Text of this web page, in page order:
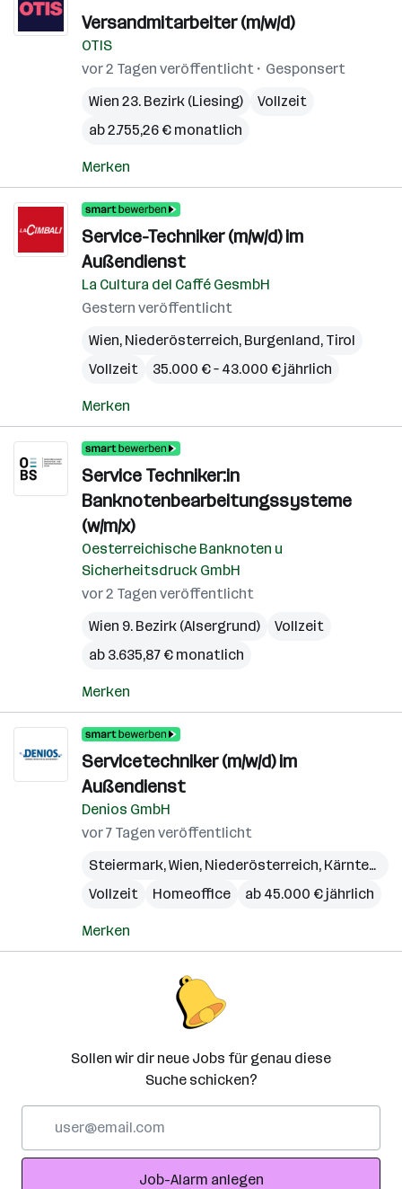
Versandmitarbeiter (m/w/d)
OTIS
vor 2 Tagen veröffentlicht
Gesponsert
Wien 23. Bezirk (Liesing)
Vollzeit
ab 2.755,26 € monatlich
Merken
Service-Techniker (m/w/d) im
Außendienst
La Cultura del Caffé GesmbH
Gestern veröffentlicht
Wien, Niederösterreich, Burgenland, Tirol
Vollzeit
35.000 € – 43.000 € jährlich
Merken
Service Techniker:in
Banknotenbearbeitungssysteme
(w/m/x)
Oesterreichische Banknoten u
Sicherheitsdruck GmbH
vor 2 Tagen veröffentlicht
Wien 9. Bezirk (Alsergrund)
Vollzeit
ab 3.635,87 € monatlich
Merken
Servicetechniker (m/w/d) im
Außendienst
Denios GmbH
vor 7 Tagen veröffentlicht
Steiermark,Wien, Niederösterreich, Kärnten
Vollzeit
Homeoffice ab 45.000 € jährlich
Merken
Sollen wir dir neue Jobs für genau diese
Suche schicken?
Adresse
Job-Alarm anlegen